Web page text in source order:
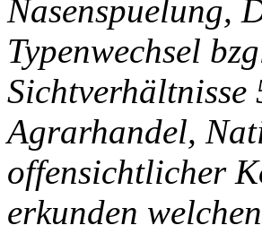
Nasenspuelung,
Typenwechsel
Sichtverhältnisse
Agrarhandel,
offensichtlicher
erkunden